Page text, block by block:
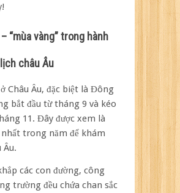
“mùa vàng” trong hành
châu Âu
Châu Âu, đặc biệt là Đông
bắt đầu từ tháng 9 và kéo
11. Đây được xem là
nhất trong năm để khám
Âu.
các con đường, công
trường đều chứa chan sắc